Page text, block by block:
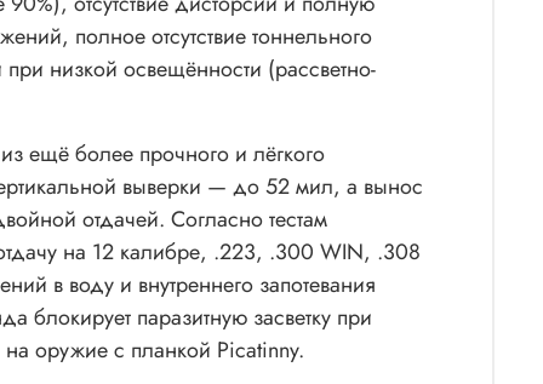
полное отсутствие тоннельного
низкой освещённости (рассветно-
ещё более прочного и лёгкого
выверки — до 52 мил, а вынос
отдачей. Согласно тестам
отдачу на 12 калибре, .223, .300 WIN, .308
в воду и внутреннего запотевания
блокирует паразитную засветку при
оружие с планкой Picatinny.